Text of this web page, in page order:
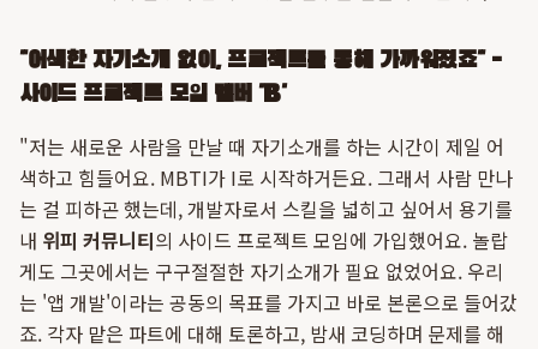
"어색한 자기소개 없이, 프로젝트를 통해 가까워졌죠" -
사이드 프로젝트 모임 멤버 'B'
"저는 새로운 사람을 만날 때 자기소개를 하는 시간이 제일 어
색하고 힘들어요. MBTI가 I로 시작하거든요. 그래서 사람 만나
는 걸 피하곤 했는데, 개발자로서 스킬을 넓히고 싶어서 용기를
내 위피 커뮤니티의 사이드 프로젝트 모임에 가입했어요. 놀랍
게도 그곳에서는 구구절절한 자기소개가 필요 없었어요. 우리
는 '앱 개발'이라는 공동의 목표를 가지고 바로 본론으로 들어갔
죠. 각자 맡은 파트에 대해 토론하고, 밤새 코딩하며 문제를 해